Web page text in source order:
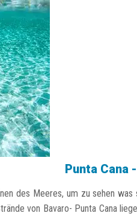
Punta Cana
des Meeres, um zu sehen
von Bavaro- Punta Cana